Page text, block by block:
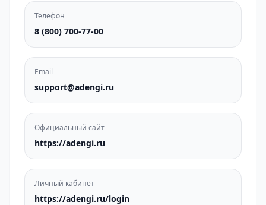
Телефон
8 (800) 700-77-00
Email
support@adengi.ru
Официальный сайт
https://adengi.ru
Личный кабинет
https://adengi.ru/login